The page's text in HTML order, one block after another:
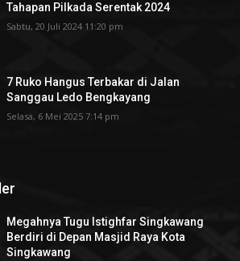
Tahapan Pilkada Serentak 2024
Sabtu, 20 Juli 2024 11:20 pm
7 Ruko Hangus Terbakar di Jalan
Sanggau Ledo Bengkayang
Selasa, 6 Mei 2025 7:14 pm
Megahnya Tugu Istighfar Singkawang
Berdiri di Depan Masjid Raya Kota
Singkawang